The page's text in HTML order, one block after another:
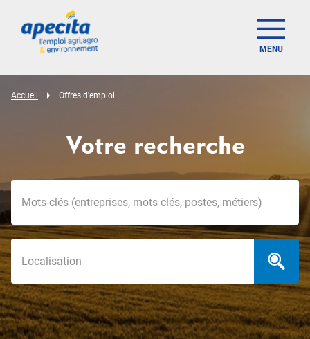
MENU
Accueil Offres d'emploi
Votre recherche